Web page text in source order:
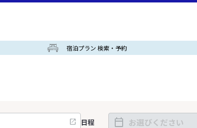
宿泊プラン 検索・予約
日程